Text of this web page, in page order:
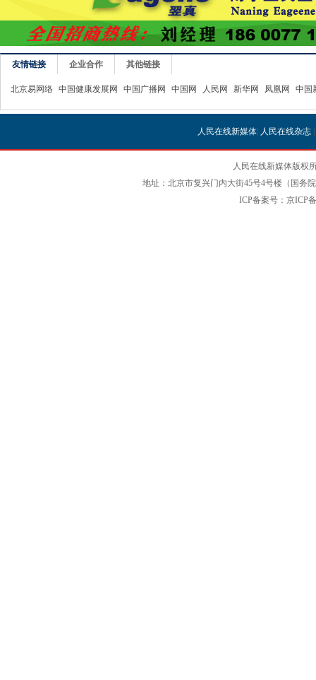
友情链接 企业合作 其他链接
北京易网络 中国健康发展网 中国广播网 中国网 人民网 新华网 凤凰网 中国
人民在线新媒体| 人民在线杂志|
人民在线新媒体版权
地址：北京市复兴门内大街45号4号楼（国务
ICP备案号：京ICP